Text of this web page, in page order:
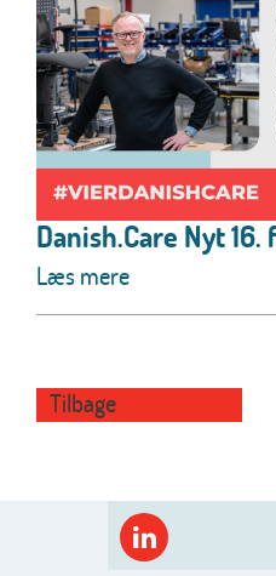
Danish.Care Nyt
Læs mere
Tilbage